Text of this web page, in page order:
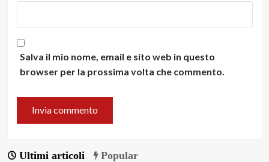
Salva il mio nome, email e sito web in questo
browser per la prossima volta che commento.
Ultimi articoli Popular